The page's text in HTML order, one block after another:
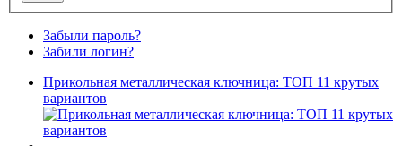
Забыли пароль?
Забили логин?
Прикольная металлическая ключница: ТОП 11 крутых
вариантов